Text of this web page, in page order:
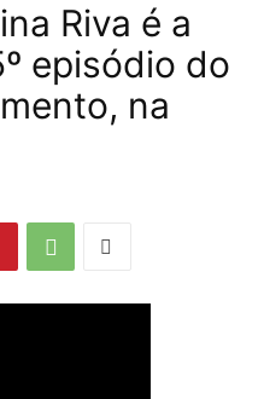
Riva é a
episódio do
na